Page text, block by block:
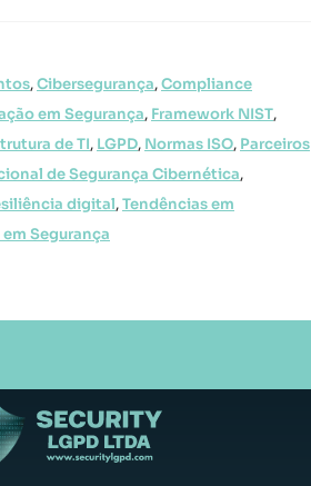
,Cibersegurança,Compliance
em Segurança, Framework NIST,
de TI, LGPD, Normas ISO, Parceiros
de Segurança Cibernética,
digital,Tendências em
Segurança